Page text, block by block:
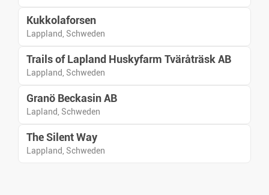
Kukkolaforsen
Lappland, Schweden
Trails of Lapland Huskyfarm Tväråträsk AB
Lappland, Schweden
Granö Beckasin AB
Lapland, Schweden
The Silent Way
Lappland, Schweden